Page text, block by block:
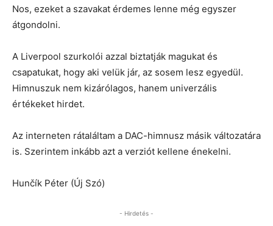
Nos, ezeket a szavakat érdemes lenne még egyszer
átgondolni.
A Liverpool szurkolói azzal biztatják magukat és
csapatukat, hogy aki velük jár, az sosem lesz egyedül.
Himnuszuk nem kizárólagos, hanem univerzális
értékeket hirdet.
Az interneten rátaláltam a DAC-himnusz másik változatára
is. Szerintem inkább azt a verziót kellene énekelni.
Hunčík Péter (Új Szó)
- Hirdetés -